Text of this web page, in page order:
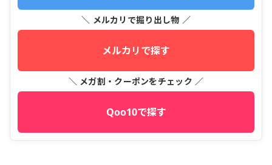
＼ メルカリで掘り出し物 ／
メルカリで探す
＼ メガ割・クーポンをチェック ／
Qoo10で探す